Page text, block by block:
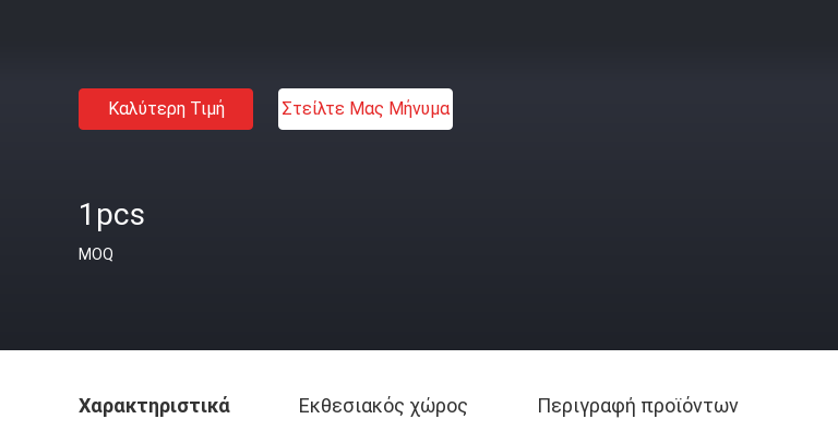
Καλύτερη Τιμή Στείλτε Μας Μήνυμα
1pcs
MOQ
Χαρακτηριστικά Εκθεσιακός χώρος Περιγραφή προϊόντων